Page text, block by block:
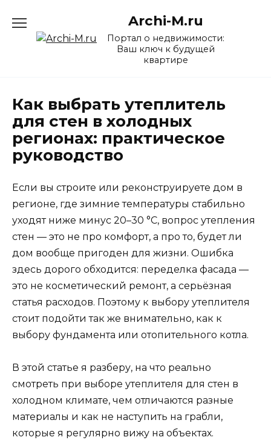
содержанию
Archi-M.ru
Портал о недвижимости:
Ваш ключ к будущей
квартире
Как выбрать утеплитель
для стен в холодных
регионах: практическое
руководство
Если вы строите или реконструируете дом в
регионе, где зимние температуры стабильно
уходят ниже минус 20–30 °C, вопрос утепления
стен — это не про комфорт, а про то, будет ли
дом вообще пригоден для жизни. Ошибка
здесь дорого обходится: переделка фасада —
это не косметический ремонт, а серьёзная
статья расходов. Поэтому к выбору утеплителя
стоит подойти так же внимательно, как к
выбору фундамента или отопительного котла.
В этой статье я разберу, на что реально
смотреть при выборе утеплителя для стен в
холодном климате, чем отличаются разные
материалы и как не наступить на грабли,
которые я регулярно вижу на объектах.